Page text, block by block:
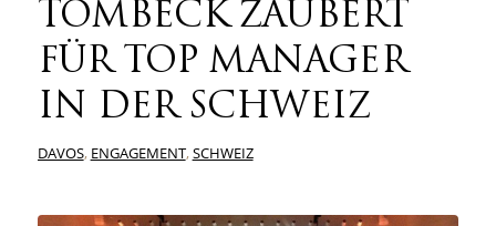
TOMBECK ZAUBERT
FÜR TOP MANAGER
IN DER SCHWEIZ
DAVOS, ENGAGEMENT,SCHWEIZ